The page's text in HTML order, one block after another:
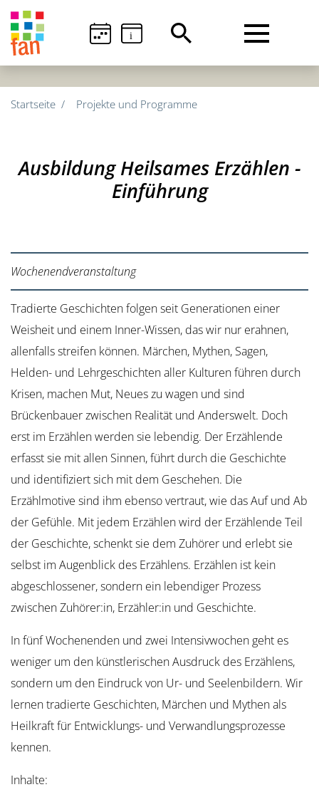
i
Startseite Projekte und Programme
Ausbildung Heilsames Erzählen -
Einführung
Wochenendveranstaltung
Tradierte Geschichten folgen seit Generationen einer
Weisheit und einem Inner-Wissen, das wir nur erahnen,
allenfalls streifen können. Märchen, Mythen, Sagen,
Helden- und Lehrgeschichten aller Kulturen führen durch
Krisen, machen Mut, Neues zu wagen und sind
Brückenbauer zwischen Realität und Anderswelt. Doch
erst im Erzählen werden sie lebendig. Der Erzählende
erfasst sie mit allen Sinnen, führt durch die Geschichte
und identifiziert sich mit dem Geschehen. Die
Erzählmotive sind ihm ebenso vertraut, wie das Auf und Ab
der Gefühle. Mit jedem Erzählen wird der Erzählende Teil
der Geschichte, schenkt sie dem Zuhörer und erlebt sie
selbst im Augenblick des Erzählens. Erzählen ist kein
abgeschlossener, sondern ein lebendiger Prozess
zwischen Zuhörer:in, Erzähler:in und Geschichte.
In fünf Wochenenden und zwei Intensivwochen geht es
weniger um den künstlerischen Ausdruck des Erzählens,
sondern um den Eindruck von Ur- und Seelenbildern. Wir
lernen tradierte Geschichten, Märchen und Mythen als
Heilkraft für Entwicklungs- und Verwandlungsprozesse
kennen.
Inhalte: